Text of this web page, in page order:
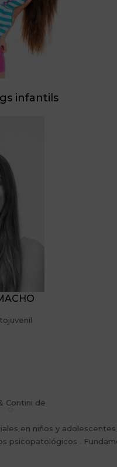
infantils
Contini de
en niños y
psicopatológicos .